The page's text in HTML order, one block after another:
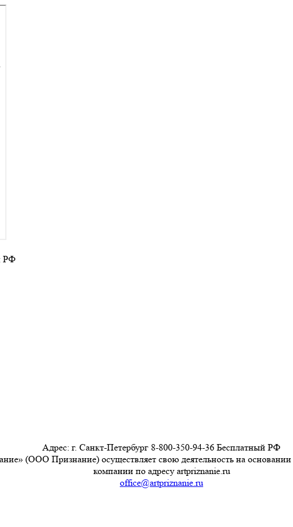
РФ
Адрес: г. Санкт-Петербург 8-800-350-94-36 Бесплатный РФ
(ООО Признание) осуществляет свою деятельность на
компании по адресу artpriznanie.ru
office@artpriznanie.ru